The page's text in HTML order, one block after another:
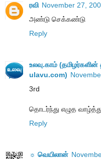
ரவி November 27,
அண்டு செக்கண்டு
Reply
உலவு.காம்
ulavu.com)
3rd
தொடர்ந்து எழுத
Reply
☼ வெயிலான்